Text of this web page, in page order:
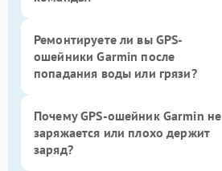
Ремонтируете ли вы GPS-
ошейники Garmin после
попадания воды или грязи?
Почему GPS-ошейник Garmin не
заряжается или плохо держит
заряд?